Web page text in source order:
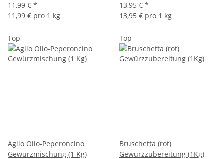
11,99 € *
11,99 € pro 1 kg
13,95 € *
13,95 € pro 1 kg
Top
Aglio Olio-Peperoncino
Gewürzmischung (1 Kg)
Top
Bruschetta (rot)
Gewürzzubereitung (1Kg)